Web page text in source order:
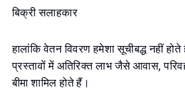
बिक्री सलाहकार
हालांकि वेतन विवरण हमेशा सूचीबद्ध नहीं
प्रस्तावों में अतिरिक्त लाभ जैसे आवास,
बीमा शामिल होते हैं।